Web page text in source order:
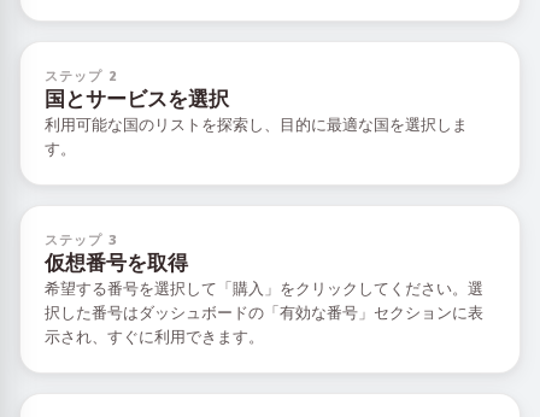
ステップ 2
国とサービスを選択
利用可能な国のリストを探索し、目的に最適な国を選択しま
す。
ステップ 3
仮想番号を取得
希望する番号を選択して「購入」をクリックしてください。選
択した番号はダッシュボードの「有効な番号」セクションに表
示され、すぐに利用できます。